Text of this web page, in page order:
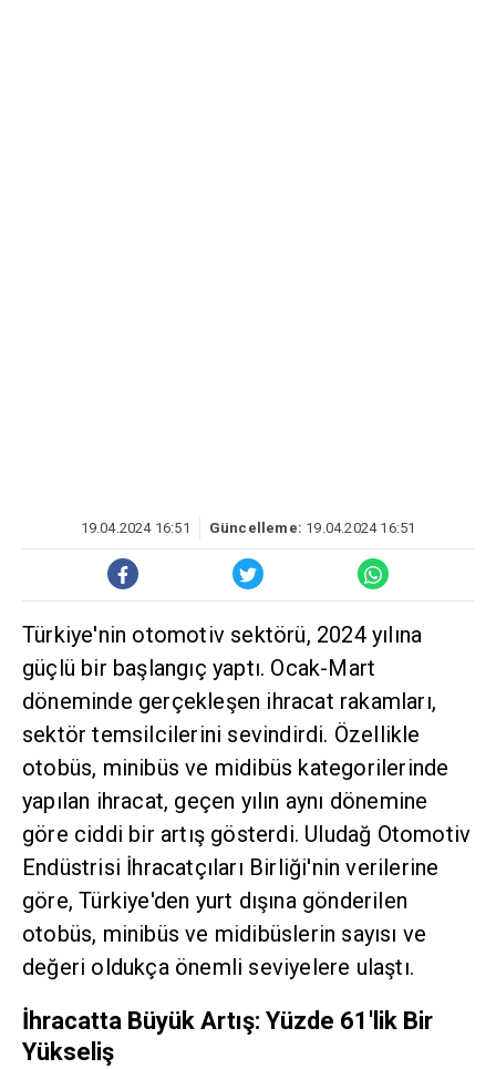
19.04.2024 16:51 Güncelleme: 19.04.2024 16:51
Türkiye'nin otomotiv sektörü, 2024 yılına
güçlü bir başlangıç yaptı. Ocak-Mart
döneminde gerçekleşen ihracat rakamları,
sektör temsilcilerini sevindirdi. Özellikle
otobüs, minibüs ve midibüs kategorilerinde
yapılan ihracat, geçen yılın aynı dönemine
göre ciddi bir artış gösterdi. Uludağ Otomotiv
Endüstrisi İhracatçıları Birliği'nin verilerine
göre, Türkiye'den yurt dışına gönderilen
otobüs, minibüs ve midibüslerin sayısı ve
değeri oldukça önemli seviyelere ulaştı.
İhracatta Büyük Artış: Yüzde 61'lik Bir
Yükseliş